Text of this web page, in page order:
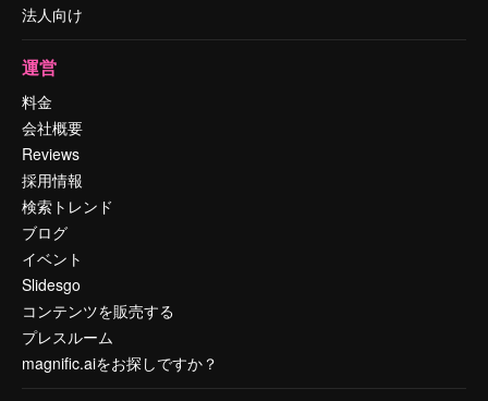
法人向け
運営
料金
会社概要
Reviews
採用情報
検索トレンド
ブログ
イベント
Slidesgo
コンテンツを販売する
プレスルーム
magnific.aiをお探しですか？